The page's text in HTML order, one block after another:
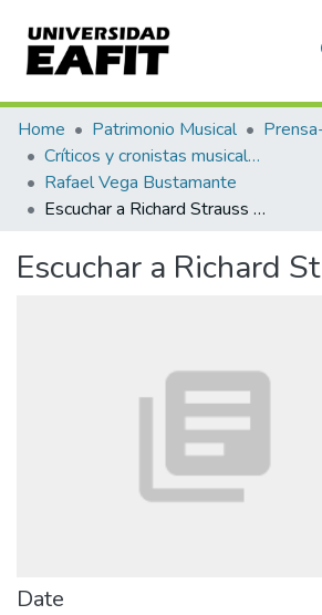
Communities & Collections
All of DSpace
Statistics
Home Patrimonio Musical
Críticos y cronistas musicales
Rafael Vega Bustamante
Escuchar a Richard Strauss (1)
Escuchar a Richard
Date